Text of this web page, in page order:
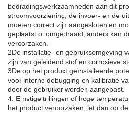
bedradingswerkzaamheden aan dit
stroomvoorziening, de invoer- en de
moeten correct zijn aangesloten en
geplaatst of omgedraaid, anders kan
veroorzaken.
2De installatie- en gebruiksomgeving
zijn van geleidend stof en corrosieve
3De op het product geïnstalleerde
voor interne debugging en kalibratie
door de gebruiker worden aangepast.
4. Ernstige trillingen of hoge
het product veroorzaken, let dan op de